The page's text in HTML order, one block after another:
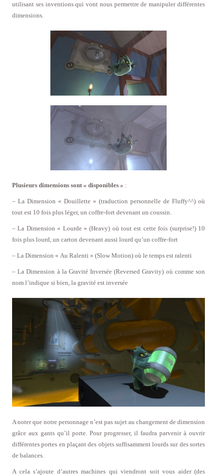
utilisant ses inventions qui vont nous permettre de manipuler différentes
dimensions.
Plusieurs dimensions sont « disponibles » :
– La Dimension « Douillette » (traduction personnelle de Fluffy^^) où
tout est 10 fois plus léger, un coffre-fort devenant un coussin.
– La Dimension « Lourde » (Heavy) où tout est cette fois (surprise!) 10
fois plus lourd, un carton devenant aussi lourd qu’un coffre-fort
– La Dimension « Au Ralenti » (Slow Motion) où le temps est ralenti
– La Dimension à la Gravité Inversée (Reversed Gravity) où comme son
nom l’indique si bien, la gravité est inversée
A noter que notre personnage n’est pas sujet au changement de dimension
grâce aux gants qu’il porte. Pour progresser, il faudra parvenir à ouvrir
différentes portes en plaçant des objets suffisamment lourds sur des sortes
de balances.
A cela s’ajoute d’autres machines qui viendront soit vous aider (des